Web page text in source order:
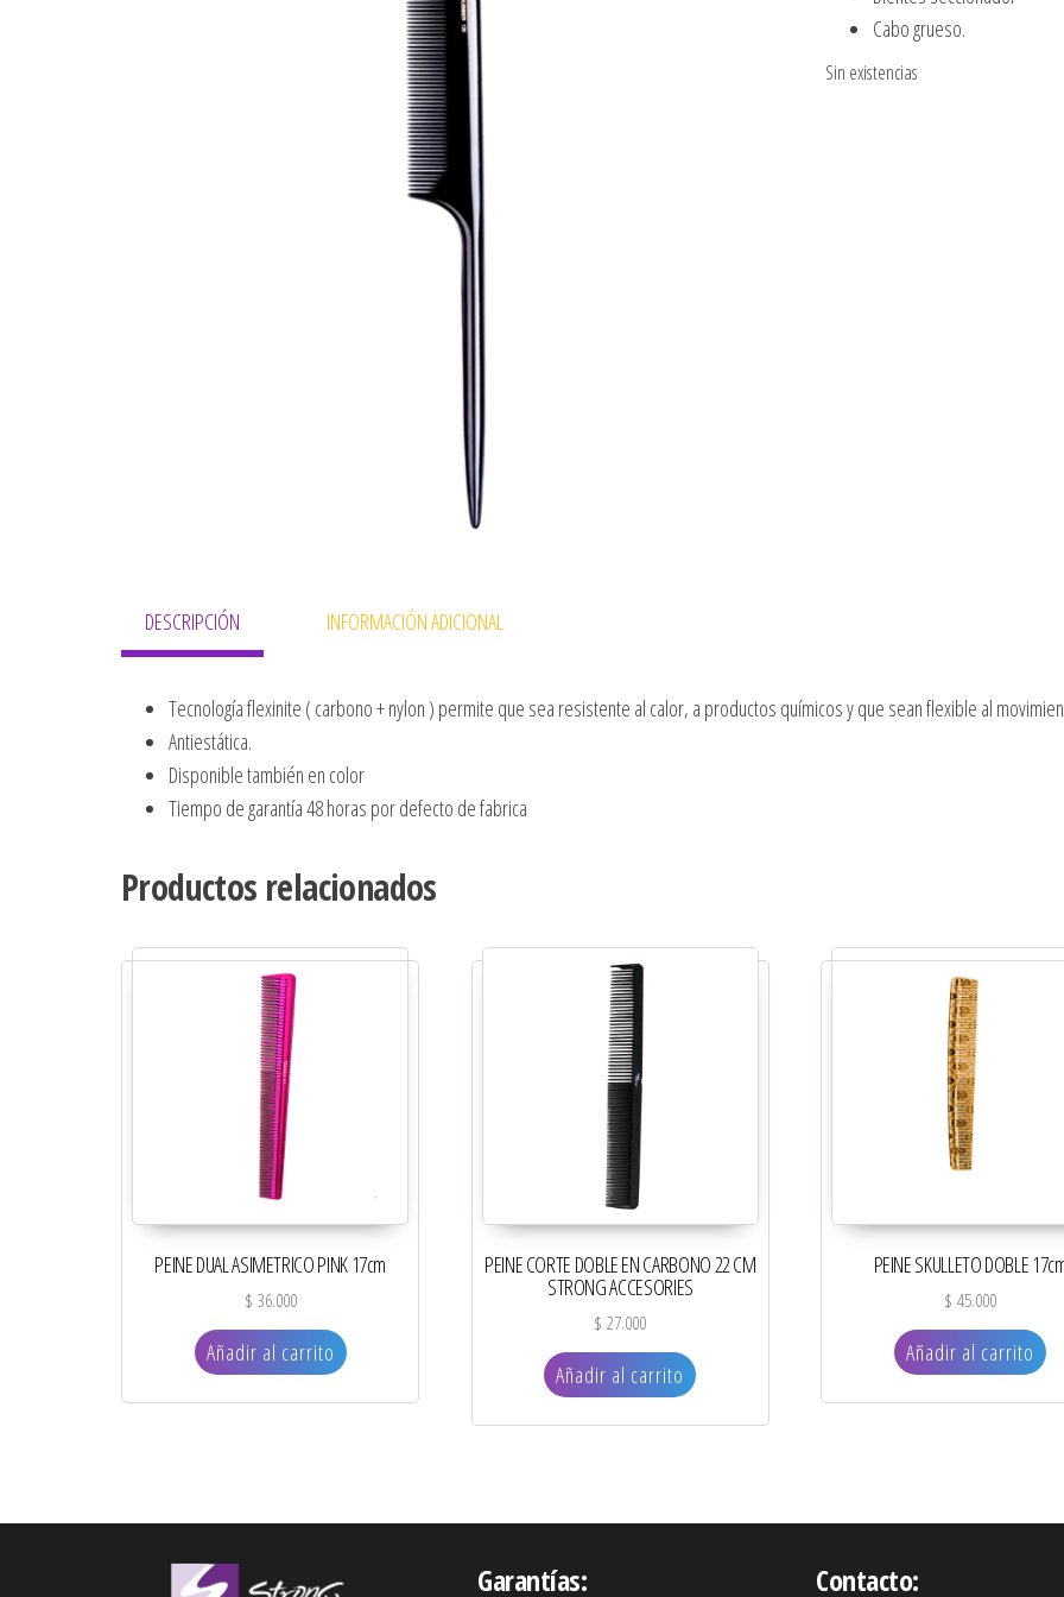
Cabo grueso.
Sin existencias
DESCRIPCIÓN INFORMACIÓN ADICIONAL
Tecnología flexinite ( carbono + nylon ) permite que sea resistente al calor, a productos químicos y que sean flexible al
Antiestática.
Disponible también en color
Tiempo de garantía 48 horas por defecto de fabrica
Productos relacionados
PEINE DUAL ASIMETRICO PINK 17cm
$ 36.000
Añadir al carrito
PEINE CORTE DOBLE EN CARBONO 22 CM
STRONG ACCESORIES
$ 27.000
Añadir al carrito
PEINE SKULLETO DOBLE
$ 45.000
Añadir al carrito
Garantías: Contacto: